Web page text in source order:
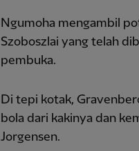
Ngumoha mengambil
Szoboszlai yang telah
pembuka.
Di tepi kotak,
bola dari kakinya dan
Jorgensen.